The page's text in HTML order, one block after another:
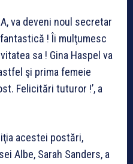
va deveni noul secretar
! Îi mulţumesc
sa ! Gina Haspel va
şi prima femeie
Felicitări tuturor !’, a
acestei postări,
Albe, Sarah Sanders, a